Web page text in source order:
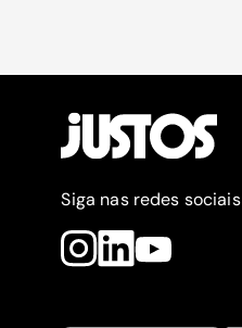
Siga nas redes sociais